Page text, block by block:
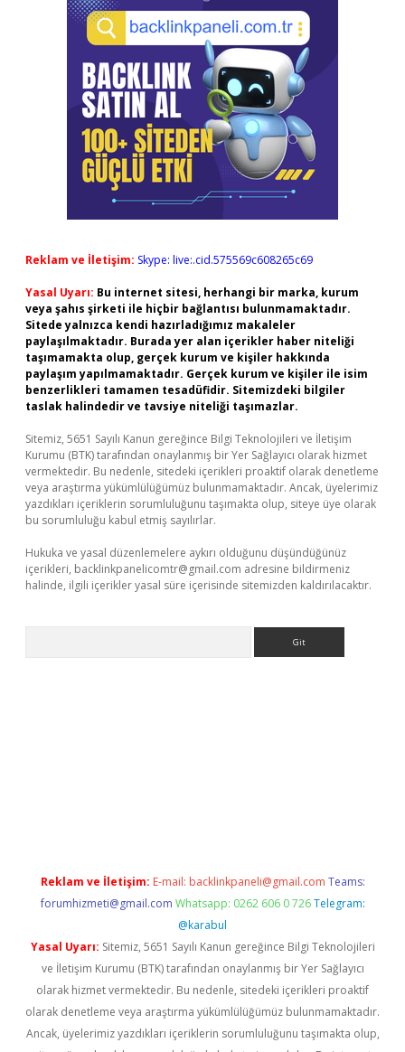
Reklam ve İletişim: Skype: live:.cid.575569c608265c69
Yasal Uyarı: Bu internet sitesi, herhangi bir marka, kurum
veya şahıs şirketi ile hiçbir bağlantısı bulunmamaktadır.
Sitede yalnızca kendi hazırladığımız makaleler
paylaşılmaktadır. Burada yer alan içerikler haber niteliği
taşımamakta olup, gerçek kurum ve kişiler hakkında
paylaşım yapılmamaktadır. Gerçek kurum ve kişiler ile isim
benzerlikleri tamamen tesadüfidir. Sitemizdeki bilgiler
taslak halindedir ve tavsiye niteliği taşımazlar.
Sitemiz, 5651 Sayılı Kanun gereğince Bilgi Teknolojileri ve İletişim
Kurumu (BTK) tarafından onaylanmış bir Yer Sağlayıcı olarak hizmet
vermektedir. Bu nedenle, sitedeki içerikleri proaktif olarak denetleme
veya araştırma yükümlülüğümüz bulunmamaktadır. Ancak, üyelerimiz
yazdıkları içeriklerin sorumluluğunu taşımakta olup, siteye üye olarak
bu sorumluluğu kabul etmiş sayılırlar.
Hukuka ve yasal düzenlemelere aykırı olduğunu düşündüğünüz
içerikleri, backlinkpanelicomtr@gmail.com adresine bildirmeniz
halinde, ilgili içerikler yasal süre içerisinde sitemizden kaldırılacaktır.
Reklam ve İletişim: E-mail: backlinkpaneli@gmail.com Teams:
forumhizmeti@gmail.com Whatsapp: 0262 606 0 726 Telegram:
@karabul
Yasal Uyarı: Sitemiz, 5651 Sayılı Kanun gereğince Bilgi Teknolojileri
ve İletişim Kurumu (BTK) tarafından onaylanmış bir Yer Sağlayıcı
olarak hizmet vermektedir. Bu nedenle, sitedeki içerikleri proaktif
olarak denetleme veya araştırma yükümlülüğümüz bulunmamaktadır.
Ancak, üyelerimiz yazdıkları içeriklerin sorumluluğunu taşımakta olup,